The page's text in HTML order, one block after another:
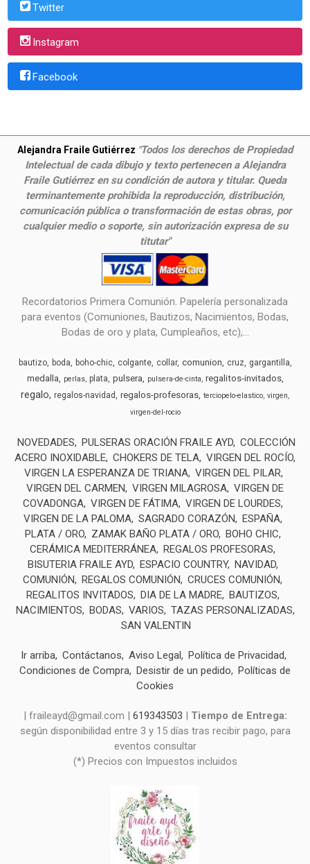
Twitter
Instagram
Facebook
Alejandra Fraile Gutiérrez "Todos los derechos de Propiedad
Intelectual de cada dibujo y texto pertenecen a Alejandra
Fraile Gutiérrez en su condición de autora y titular. Queda
terminantemente prohibida la reproducción, distribución,
comunicación pública o transformación de estas obras, por
cualquier medio o soporte, sin autorización expresa de su
titutar"
Recordatorios Primera Comunión. Papelería personalizada
para eventos (Comuniones, Bautizos, Nacimientos, Bodas,
Bodas de oro y plata, Cumpleaños, etc),...
bautizo boda boho-chic colgante collar comunion cruz gargantilla
medalla perlas plata pulsera pulsera-de-cinta regalitos-invitados
regalo regalos-navidad regalos-profesoras terciopelo-elastico virgen
virgen-del-rocio
NOVEDADES PULSERAS ORACIÓN FRAILE AYD COLECCIÓN
ACERO INOXIDABLE CHOKERS DE TELA VIRGEN DEL ROCÍO
VIRGEN LA ESPERANZA DE TRIANA VIRGEN DEL PILAR
VIRGEN DEL CARMEN
VIRGEN MILAGROSA VIRGEN DE
COVADONGA VIRGEN DE FÁTIMA VIRGEN DE LOURDES
VIRGEN DE LA PALOMA SAGRADO CORAZÓN
ESPAÑA
PLATA / ORO
ZAMAK BAÑO PLATA / ORO BOHO CHIC
CERÁMICA MEDITERRÁNEA REGALOS PROFESORAS
BISUTERIA FRAILE AYD ESPACIO COUNTRY NAVIDAD
COMUNIÓN
REGALOS COMUNIÓN
CRUCES COMUNIÓN
REGALITOS INVITADOS
DIA DE LA MADRE BAUTIZOS
NACIMIENTOS
BODAS VARIOS
TAZAS PERSONALIZADAS
SAN VALENTIN
Ir arriba Contáctanos Aviso Legal
Política de Privacidad
Condiciones de Compra Desistir de un pedido
Políticas de
Cookies
| fraileayd@gmail.com | 619343503 | Tiempo de Entrega:
según disponibilidad entre 3 y 15 días tras recibir pago, para
eventos consultar
(*) Precios con Impuestos incluidos